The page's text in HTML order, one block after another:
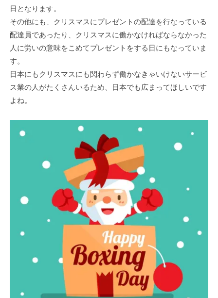
日となります。
その他にも、クリスマスにプレゼントの配達を行なっている
配達員であったり、クリスマスに働かなければならなかった
人に労いの意味をこめてプレゼントをする日にもなっていま
す。
日本にもクリスマスにも関わらず働かなきゃいけないサービ
ス業の人がたくさんいるため、日本でも広まってほしいです
よね。